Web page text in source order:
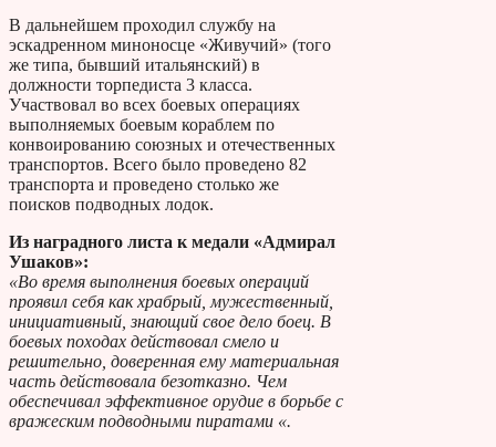
В дальнейшем проходил службу на
эскадренном миноносце «Живучий» (того
же типа, бывший итальянский) в
должности торпедиста 3 класса.
Участвовал во всех боевых операциях
выполняемых боевым кораблем по
конвоированию союзных и отечественных
транспортов. Всего было проведено 82
транспорта и проведено столько же
поисков подводных лодок.
Из наградного листа к медали «Адмирал
Ушаков»:
«Во время выполнения боевых операций
проявил себя как храбрый, мужественный,
инициативный, знающий свое дело боец. В
боевых походах действовал смело и
решительно, доверенная ему материальная
часть действовала безотказно. Чем
обеспечивал эффективное орудие в борьбе с
вражеским подводными пиратами «.